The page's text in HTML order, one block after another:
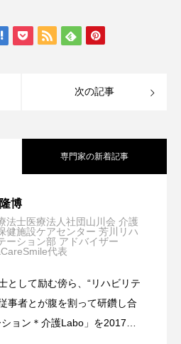
次の記事
専門家の新着記事
博
法士医療法人社団山川会 介護
健施設ケアセンター 芳川リハ
ーション部 アドバイザー
代表
として励む傍ら、“リハビリテ
事者とが腹を割って研鑽し合
ョン＊介護Labo」を2017年
ニングの準備～ポジショニング
前」が結果を左右する～
縮予防のための基礎知識～「な
か」を知ることが、予防の第
動作を理解する〜「立つこ